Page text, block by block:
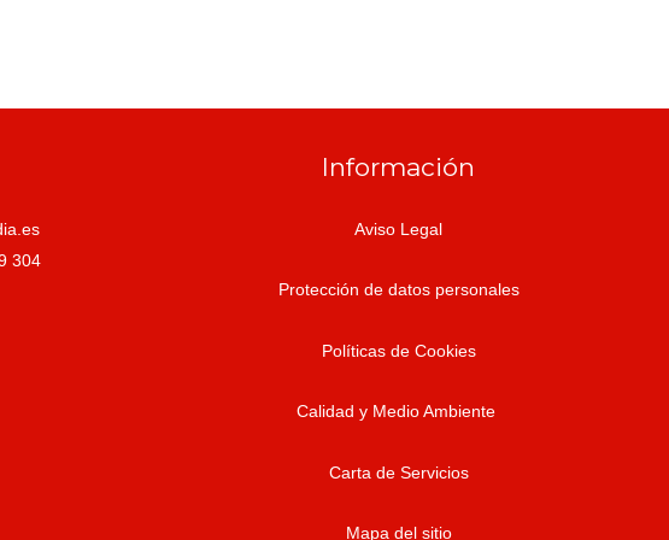
304
Información
Aviso Legal
Protección de datos personales
Políticas de Cookies
Calidad y Medio Ambiente
Carta de Servicios
Mapa del sitio